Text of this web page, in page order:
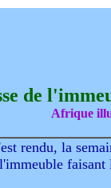
de
Afrique
rendu, la